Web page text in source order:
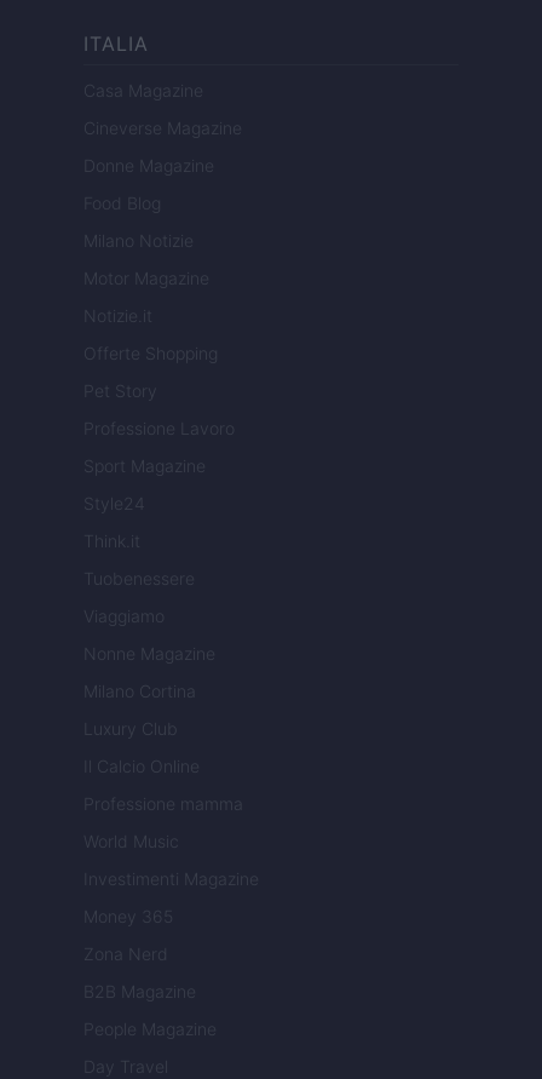
ITALIA
Casa Magazine
Cineverse Magazine
Donne Magazine
Food Blog
Milano Notizie
Motor Magazine
Notizie.it
Offerte Shopping
Pet Story
Professione Lavoro
Sport Magazine
Style24
Think.it
Tuobenessere
Viaggiamo
Nonne Magazine
Milano Cortina
Luxury Club
Il Calcio Online
Professione mamma
World Music
Investimenti Magazine
Money 365
Zona Nerd
B2B Magazine
People Magazine
Day Travel